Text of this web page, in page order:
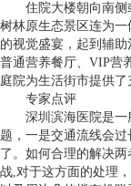
住院大楼朝向南侧
树林原生态景区连为
的视觉盛宴，起到辅
普通营养餐厅、VIP营
庭院为生活街市提供了
专家点评
深圳滨海医院是一
题，一是交通流线会
了。如何合理的解决
战,对于这方面的处理